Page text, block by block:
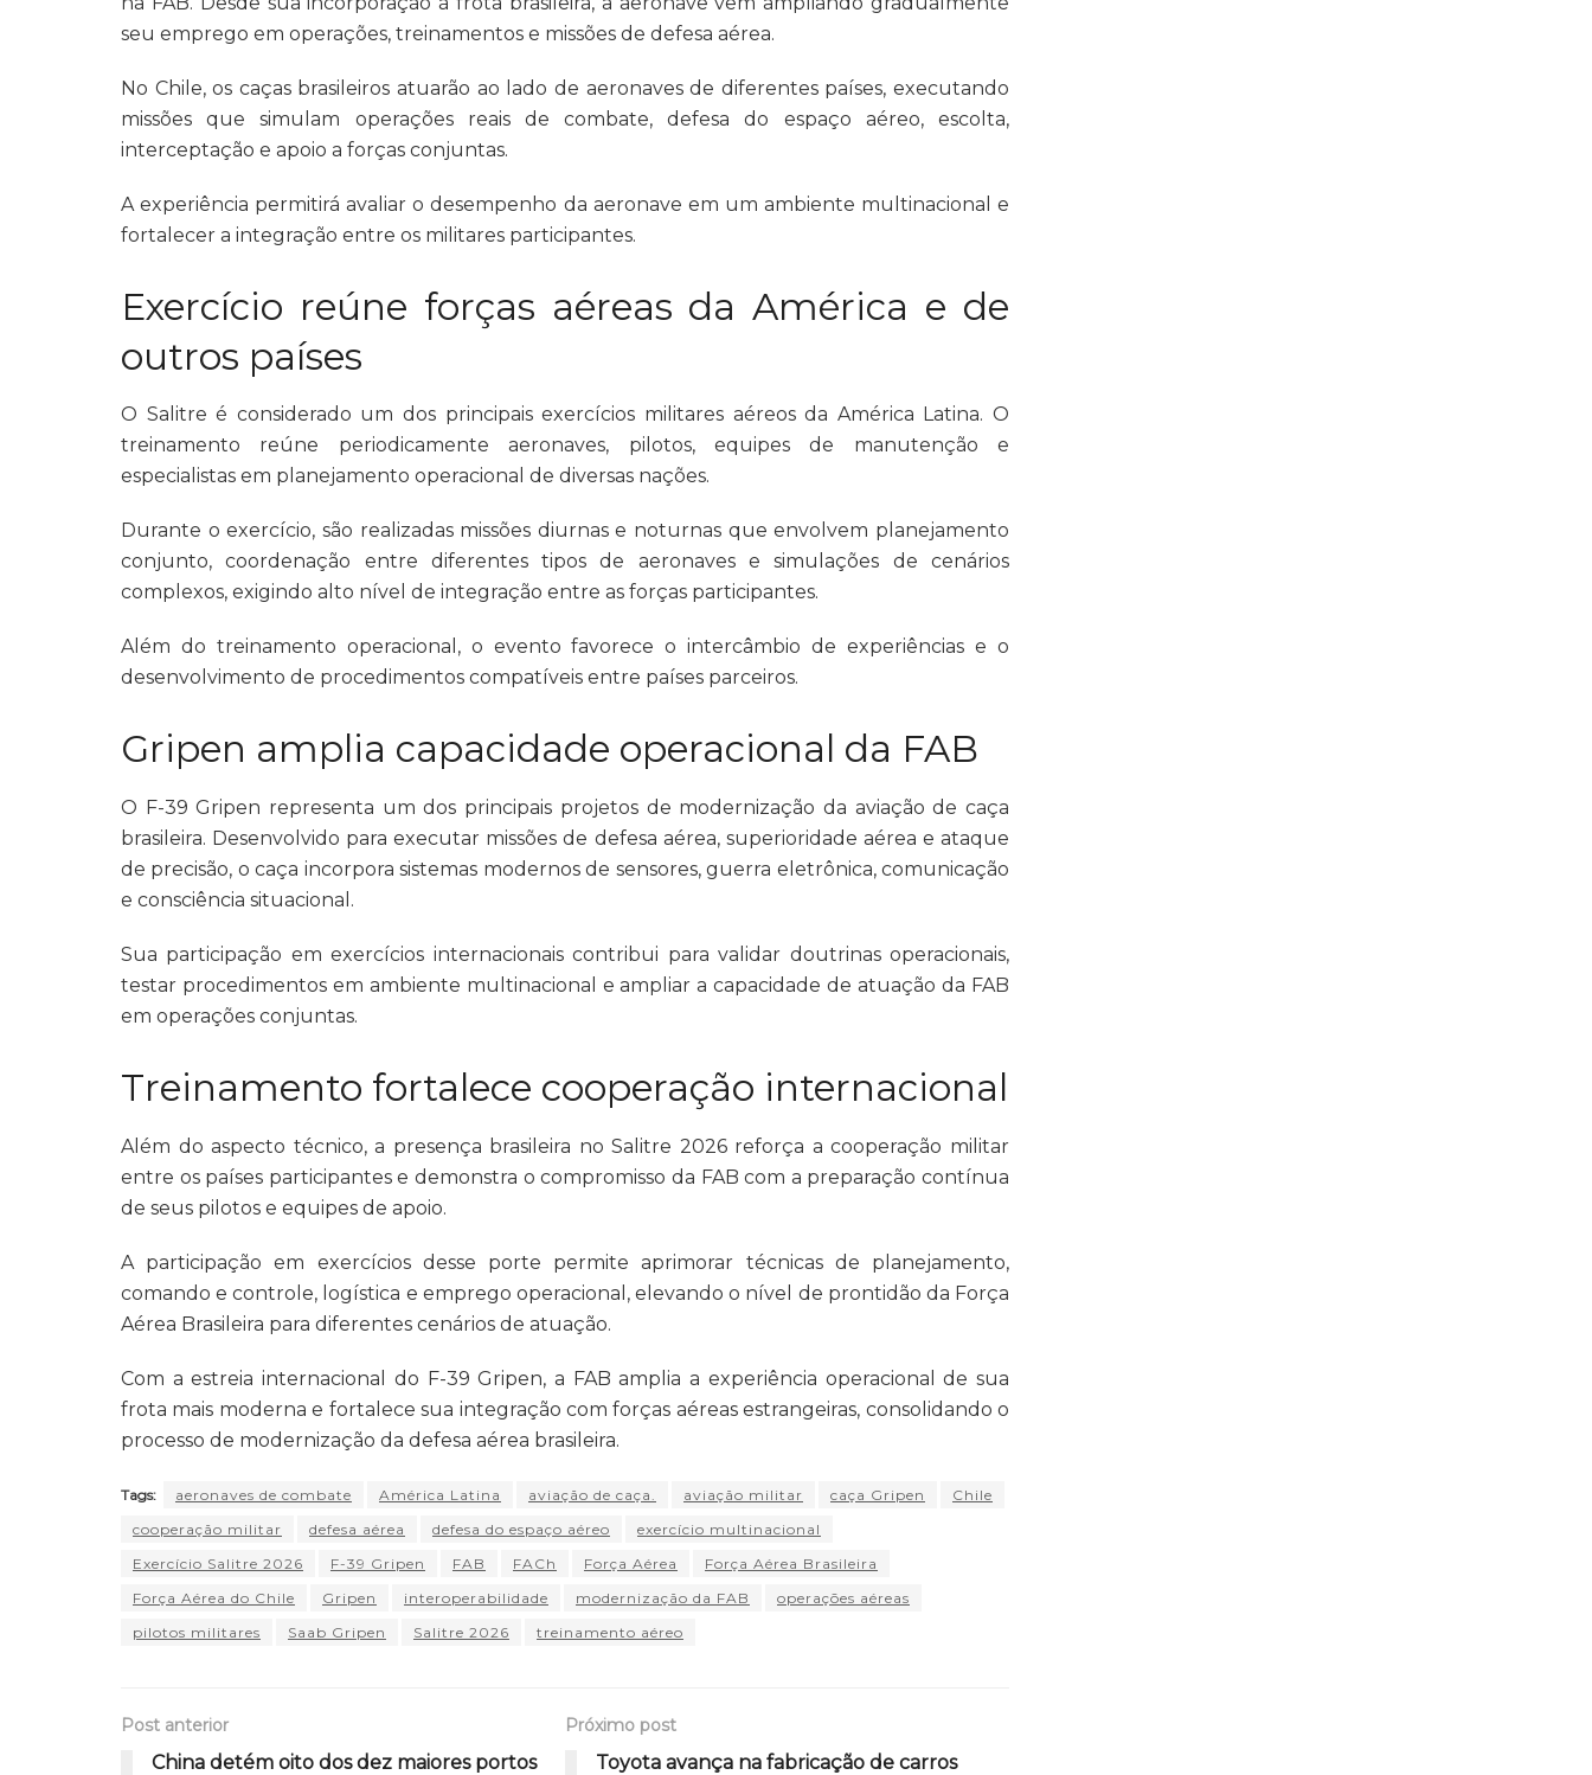
seu emprego em operações, treinamentos e missões de defesa aérea.
No Chile, os caças brasileiros atuarão ao lado de aeronaves de diferentes países, executando
missões que simulam operações reais de combate, defesa do espaço aéreo, escolta,
interceptação e apoio a forças conjuntas.
A experiência permitirá avaliar o desempenho da aeronave em um ambiente multinacional e
fortalecer a integração entre os militares participantes.
Exercício reúne forças aéreas da América e de
outros países
O Salitre é considerado um dos principais exercícios militares aéreos da América Latina. O
treinamento reúne periodicamente aeronaves, pilotos, equipes de manutenção e
especialistas em planejamento operacional de diversas nações.
Durante o exercício, são realizadas missões diurnas e noturnas que envolvem planejamento
conjunto, coordenação entre diferentes tipos de aeronaves e simulações de cenários
complexos, exigindo alto nível de integração entre as forças participantes.
Além do treinamento operacional, o evento favorece o intercâmbio de experiências e o
desenvolvimento de procedimentos compatíveis entre países parceiros.
Gripen amplia capacidade operacional da FAB
O F-39 Gripen representa um dos principais projetos de modernização da aviação de caça
brasileira. Desenvolvido para executar missões de defesa aérea, superioridade aérea e ataque
de precisão, o caça incorpora sistemas modernos de sensores, guerra eletrônica, comunicação
e consciência situacional.
Sua participação em exercícios internacionais contribui para validar doutrinas operacionais,
testar procedimentos em ambiente multinacional e ampliar a capacidade de atuação da FAB
em operações conjuntas.
Treinamento fortalece cooperação internacional
Além do aspecto técnico, a presença brasileira no Salitre 2026 reforça a cooperação militar
entre os países participantes e demonstra o compromisso da FAB com a preparação contínua
de seus pilotos e equipes de apoio.
A participação em exercícios desse porte permite aprimorar técnicas de planejamento,
comando e controle, logística e emprego operacional, elevando o nível de prontidão da Força
Aérea Brasileira para diferentes cenários de atuação.
Com a estreia internacional do F-39 Gripen, a FAB amplia a experiência operacional de sua
frota mais moderna e fortalece sua integração com forças aéreas estrangeiras, consolidando o
processo de modernização da defesa aérea brasileira.
Tags: aeronaves de combate América Latina aviação de caça. aviação militar caça Gripen
Chile
cooperação militar
defesa aérea defesa do espaço aéreo
exercício multinacional
Exercício Salitre 2026
F-39 Gripen FAB FACh Força Aérea
Força Aérea Brasileira
Força Aérea do Chile
Gripen interoperabilidade modernização da FAB
operações aéreas
pilotos militares
Saab Gripen Salitre 2026 treinamento aéreo
Post anterior
China detém oito dos dez maiores portos
Próximo post
Toyota avança na fabricação de carros